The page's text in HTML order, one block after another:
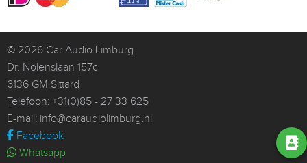
© 2026 Car Audio Limburg
Dr. Nolenslaan 157c
6136 GM Sittard
Telefoon: +31(0)85 - 27 33 625
E-mail: info@caraudiolimburg.nl
Facebook
Whatsapp